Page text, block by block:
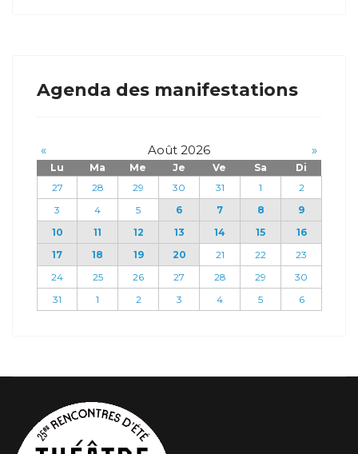
Agenda des manifestations
« Août 2026 »
Lu Ma Me Je Ve Sa
Di
27
28 29 30 31 1
2
3
4 5 6 7 8
9
10
11 12 13 14 15
16
17
18 19 20 21 22
23
24
25 26 27 28 29
30
31
1 2 3 4 5 6